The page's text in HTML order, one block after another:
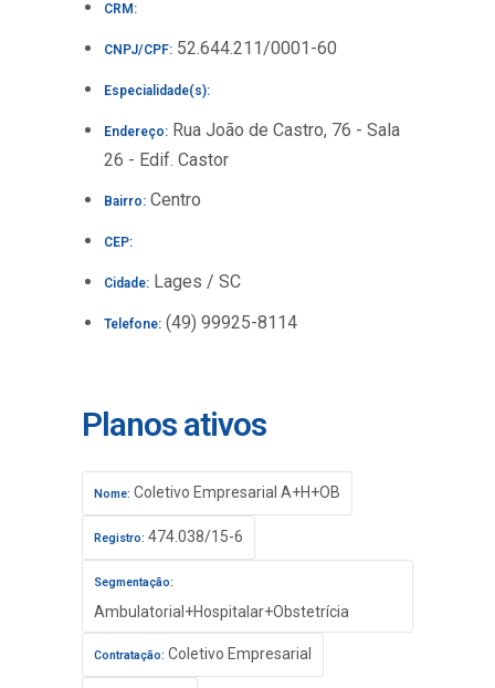
CRM:
CNPJ/CPF: 52.644.211/0001-60
Especialidade(s):
Endereço: Rua João de Castro, 76 - Sala
26 - Edif. Castor
Bairro: Centro
CEP:
Cidade: Lages / SC
Telefone: (49) 99925-8114
Planos ativos
Nome: Coletivo Empresarial A+H+OB
Registro: 474.038/15-6
Segmentação:
Ambulatorial+Hospitalar+Obstetrícia
Contratação: Coletivo Empresarial